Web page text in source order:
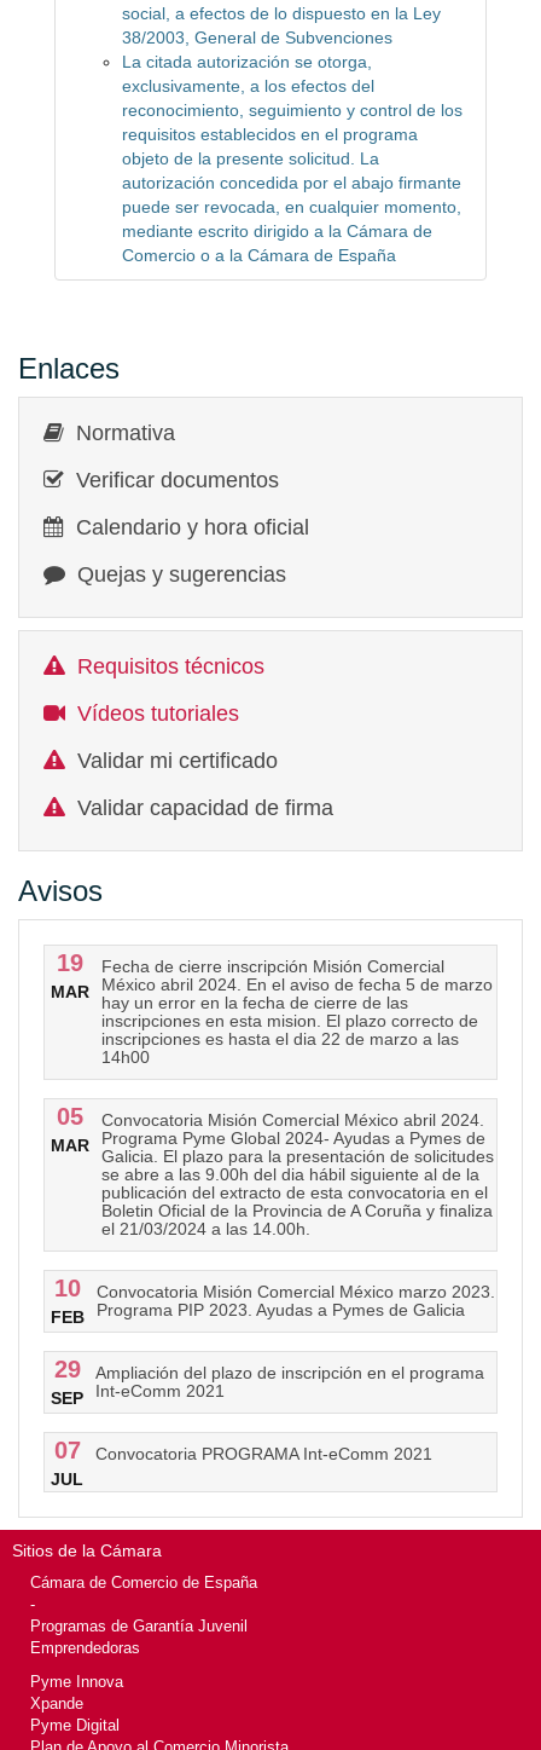
social, a efectos de lo dispuesto en la Ley
38/2003, General de Subvenciones
La citada autorización se otorga,
exclusivamente, a los efectos del
reconocimiento, seguimiento y control de los
requisitos establecidos en el programa
objeto de la presente solicitud. La
autorización concedida por el abajo firmante
puede ser revocada, en cualquier momento,
mediante escrito dirigido a la Cámara de
Comercio o a la Cámara de España
Enlaces
Normativa
Verificar documentos
Calendario y hora oficial
Quejas y sugerencias
Requisitos técnicos
Vídeos tutoriales
Validar mi certificado
Validar capacidad de firma
Avisos
19
MAR
Fecha de cierre inscripción Misión Comercial
México abril 2024. En el aviso de fecha 5 de marzo
hay un error en la fecha de cierre de las
inscripciones en esta mision. El plazo correcto de
inscripciones es hasta el dia 22 de marzo a las
14h00
05
MAR
Convocatoria Misión Comercial México abril 2024.
Programa Pyme Global 2024- Ayudas a Pymes de
Galicia. El plazo para la presentación de solicitudes
se abre a las 9.00h del dia hábil siguiente al de la
publicación del extracto de esta convocatoria en el
Boletin Oficial de la Provincia de A Coruña y finaliza
el 21/03/2024 a las 14.00h.
10
FEB
Convocatoria Misión Comercial México marzo 2023.
Programa PIP 2023. Ayudas a Pymes de Galicia
29
SEP
Ampliación del plazo de inscripción en el programa
Int-eComm 2021
07
JUL
Convocatoria PROGRAMA Int-eComm 2021
Sitios de la Cámara
Cámara de Comercio de España
-
Programas de Garantía Juvenil
Emprendedoras
Pyme Innova
Xpande
Pyme Digital